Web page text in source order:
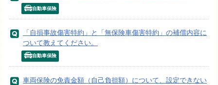
自動車保険
「自損事故傷害特約」と「無保険車傷害特約」の補償内容に
ついて教えてください。
自動車保険
車両保険の免責金額（自己負担額）について、設定できない